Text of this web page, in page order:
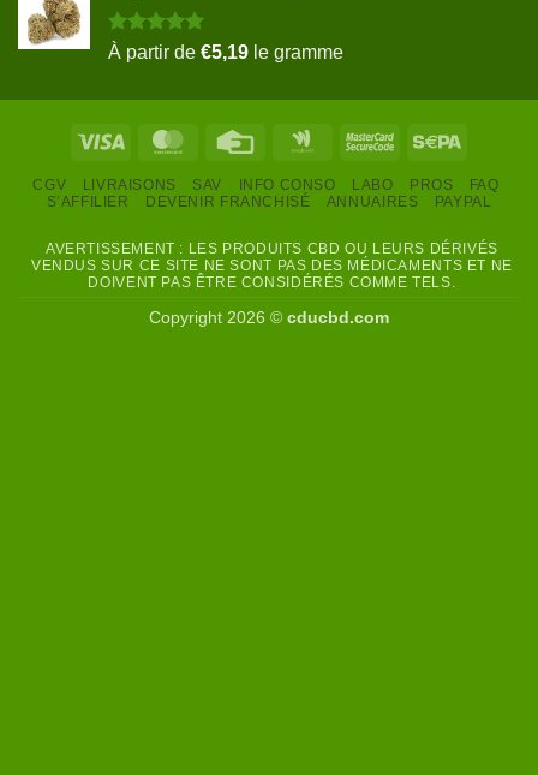
Note5.00
sur 5
À partir de €5,19 le gramme
Visa MasterCardCredit
Google
MasterCard
CGV LIVRAISONS SAV INFO CONSO LABO PROS
FAQ
S’AFFILIER
DEVENIR FRANCHISÉ ANNUAIRES PAYPAL
AVERTISSEMENT : LES PRODUITS CBD OU LEURS DÉRIVÉS
VENDUS SUR CE SITE NE SONT PAS DES MÉDICAMENTS ET NE
DOIVENT PAS ÊTRE CONSIDÉRÉS COMME TELS.
Copyright 2026 © cducbd.com